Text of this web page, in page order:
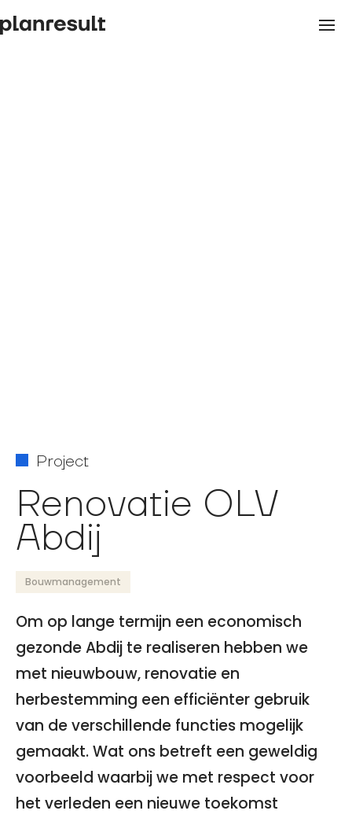
Project
Renovatie OLV
Abdij
Bouwmanagement
Om op lange termijn een economisch
gezonde Abdij te realiseren hebben we
met nieuwbouw, renovatie en
herbestemming een efficiënter gebruik
van de verschillende functies mogelijk
gemaakt. Wat ons betreft een geweldig
voorbeeld waarbij we met respect voor
het verleden een nieuwe toekomst